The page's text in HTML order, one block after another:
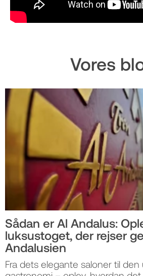
Vores
Sådan er Al Andalus:
luksustoget, der rejser
Andalusien
Fra dets elegante saloner til den